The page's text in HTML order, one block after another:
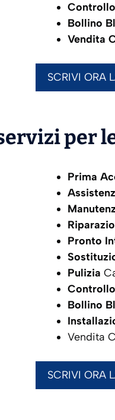
Bollino
Vendita
SCRIVI ORA
per
Prima
Pronto
Pulizia
Bollino
Vendita
SCRIVI ORA